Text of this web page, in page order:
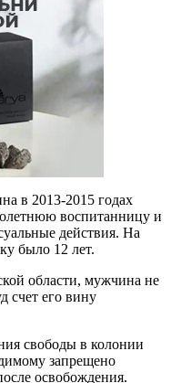
в 2013-2015 годах
воспитанницу и
действия. На
было 12 лет.
области, мужчина не
счет его вину
свободы в колонии
запрещено
освобождения.